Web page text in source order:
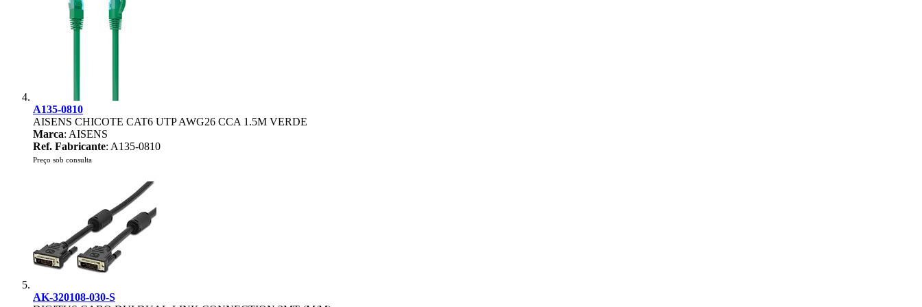
A135-0810
AISENS CHICOTE CAT6 UTP AWG26 CCA 1.5M VERDE
Marca: AISENS
Ref. Fabricante: A135-0810
Preço sob consulta
AK-320108-030-S